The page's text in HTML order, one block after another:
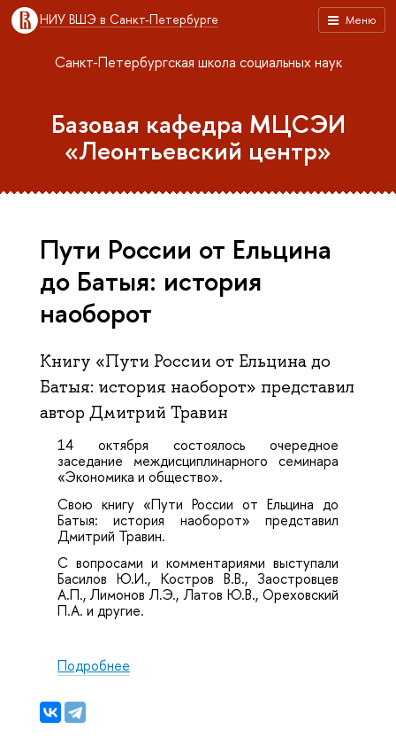
Меню
НИУ ВШЭ в Санкт-Петербурге
Санкт-Петербургская школа социальных наук
Базовая кафедра МЦСЭИ
«Леонтьевский центр»
Пути России от Ельцина
до Батыя: история
наоборот
Книгу «Пути России от Ельцина до
Батыя: история наоборот» представил
автор Дмитрий Травин
14 октября состоялось очередное
заседание междисциплинарного семинара
«Экономика и общество».
Свою книгу «Пути России от Ельцина до
Батыя: история наоборот» представил
Дмитрий Травин.
С вопросами и комментариями выступали
Басилов Ю.И., Костров В.В., Заостровцев
А.П., Лимонов Л.Э., Латов Ю.В., Ореховский
П.А. и другие.
Подробнее